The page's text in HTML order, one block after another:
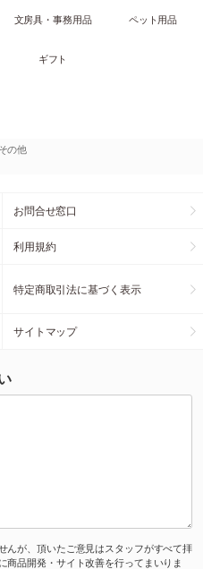
文房具・事務用品 ペット用品
ギフト
その他
お問合せ窓口
利用規約
特定商取引法に基づく表示
サイトマップ
んが、頂いたご意見はスタッフがすべて拝
商品開発・サイト改善を行ってまいりま